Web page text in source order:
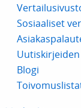
Sosiaaliset
Blogi